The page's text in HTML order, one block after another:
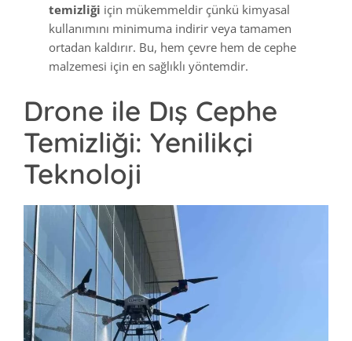
temizliği için mükemmeldir çünkü kimyasal
kullanımını minimuma indirir veya tamamen
ortadan kaldırır. Bu, hem çevre hem de cephe
malzemesi için en sağlıklı yöntemdir.
Drone ile Dış Cephe
Temizliği: Yenilikçi
Teknoloji